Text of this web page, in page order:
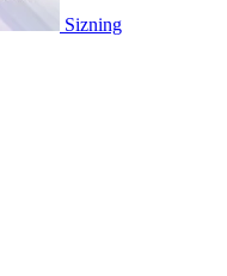
Sizning